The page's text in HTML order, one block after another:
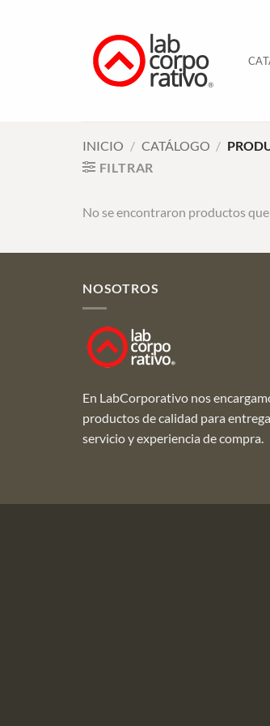
INICIO / CATÁLOGO /
FILTRAR
No se encontraron productos
NOSOTROS
En LabCorporativo nos
productos de calidad para
servicio y experiencia de compra.